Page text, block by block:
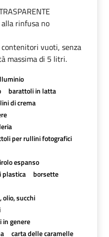
rinfusa no
vuoti, senza
massima di 5 litri.
barattoli in latta
di crema
per rullini fotografici
espanso
plastica
borsette
olio, succhi
in genere
carta delle caramelle